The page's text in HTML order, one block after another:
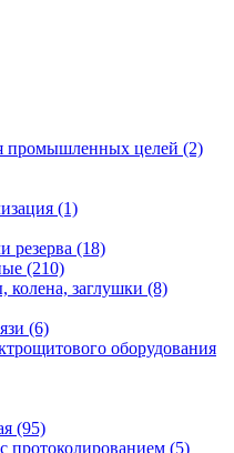
промышленных целей (2)
(1)
резерва (18)
(210)
колена, заглушки (8)
(6)
оборудования
(95)
протоколированием (5)